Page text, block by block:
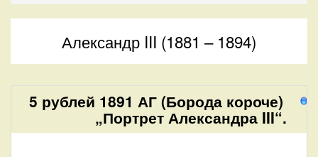
Александр III (1881 – 1894)
5 рублей 1891 АГ (Борода короче)
„Портрет Александра III“.